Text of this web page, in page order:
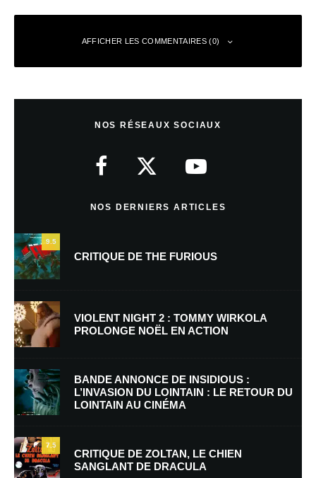
AFFICHER LES COMMENTAIRES (0)
Nom*
E-mail* Site web
Enregistrer mon nom, mon e-mail et mon site dans le navigateur pour
NOS RÉSEAUX SOCIAUX
NOS DERNIERS ARTICLES
9.5
CRITIQUE DE THE FURIOUS
VIOLENT NIGHT 2 : TOMMY WIRKOLA
PROLONGE NOËL EN ACTION
BANDE ANNONCE DE INSIDIOUS :
L’INVASION DU LOINTAIN : LE RETOUR DU
LOINTAIN AU CINÉMA
7.5
CRITIQUE DE ZOLTAN, LE CHIEN
SANGLANT DE DRACULA